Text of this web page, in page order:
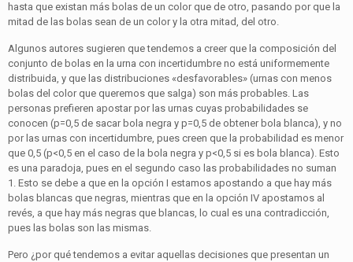
hasta que existan más bolas de un color que de otro, pasando por que la
mitad de las bolas sean de un color y la otra mitad, del otro.
Algunos autores sugieren que tendemos a creer que la composición del
conjunto de bolas en la urna con incertidumbre no está uniformemente
distribuida, y que las distribuciones «desfavorables» (urnas con menos
bolas del color que queremos que salga) son más probables. Las
personas prefieren apostar por las urnas cuyas probabilidades se
conocen (p=0,5 de sacar bola negra y p=0,5 de obtener bola blanca), y no
por las urnas con incertidumbre, pues creen que la probabilidad es menor
que 0,5 (p<0,5 en el caso de la bola negra y p<0,5 si es bola blanca). Esto
es una paradoja, pues en el segundo caso las probabilidades no suman
1. Esto se debe a que en la opción I estamos apostando a que hay más
bolas blancas que negras, mientras que en la opción IV apostamos al
revés, a que hay más negras que blancas, lo cual es una contradicción,
pues las bolas son las mismas.
Pero ¿por qué tendemos a evitar aquellas decisiones que presentan un